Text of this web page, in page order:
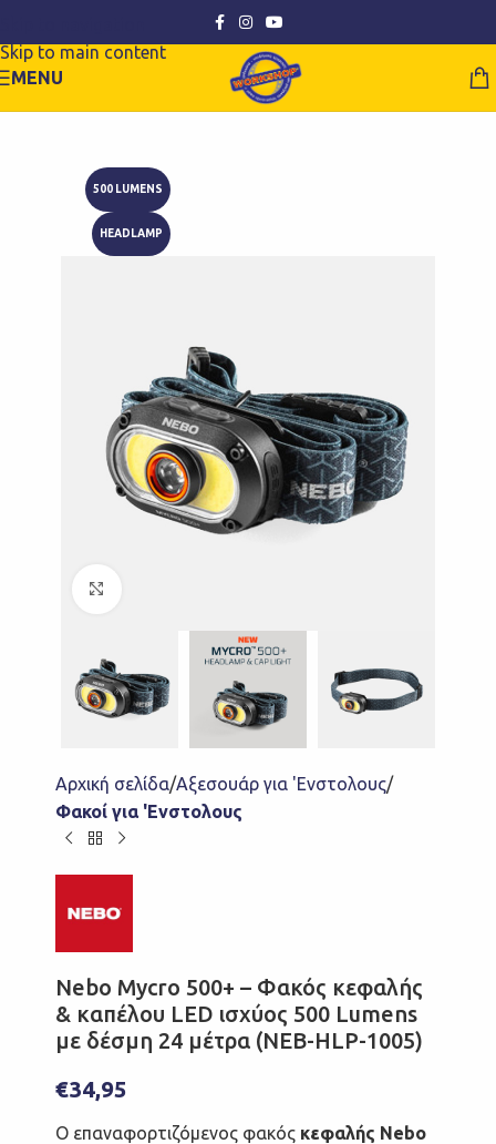
Skip to main content
MENU
500 LUMENS
HEADLAMP
Αρχική σελίδα Αξεσουάρ για 'Ενστολους
Φακοί για 'Ενστολους
Nebo Mycro 500+ – Φακός κεφαλής
& καπέλου LED ισχύος 500 Lumens
με δέσμη 24 μέτρα (NEB-HLP-1005)
€34,95
Ο επαναφορτιζόμενος φακός κεφαλής Nebo